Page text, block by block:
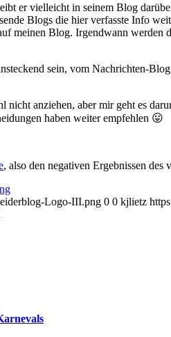
er vielleicht in seinem Blog
Blogs die hier verfasste Info
meinen Blog. Irgendwann
sein, vom Nachrichten-
anziehen, aber mir geht es
haben weiter empfehlen 😛
, also den negativen Ergebnissen des
Logo-III.png 0 0 kjlietz